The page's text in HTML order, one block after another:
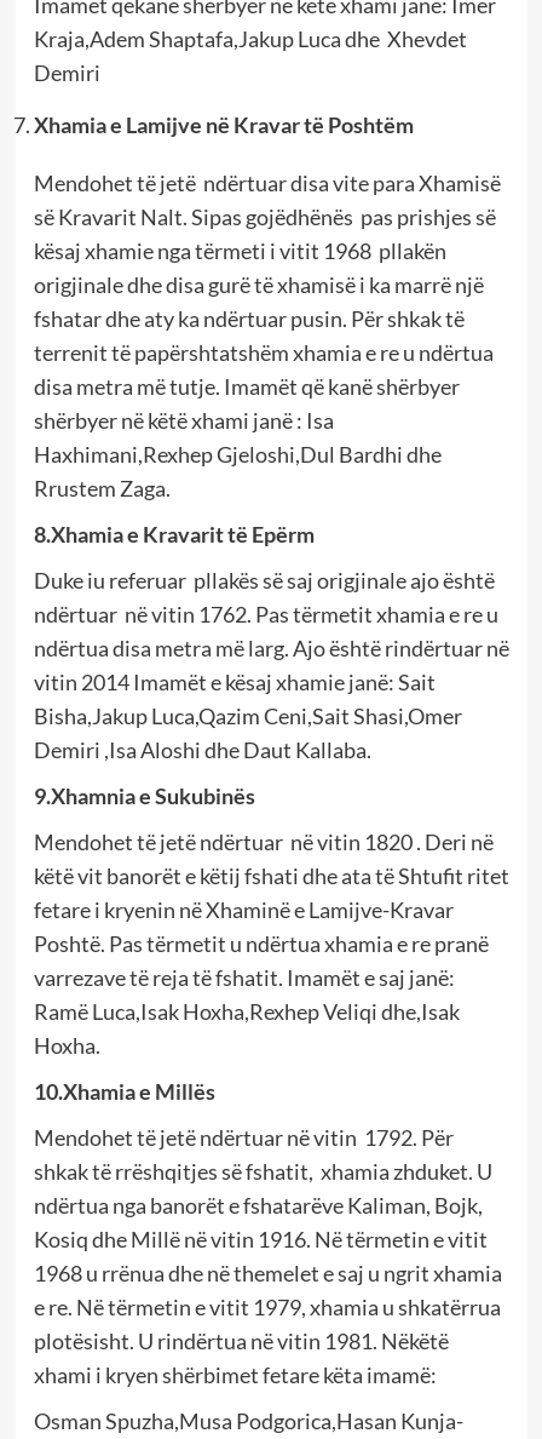
Kraja,Adem Shaptafa,Jakup Luca dhe Xhevdet
Demiri
Xhamia e Lamijve në Kravar të Poshtëm
Mendohet të jetë ndërtuar disa vite para Xhamisë
së Kravarit Nalt. Sipas gojëdhënës pas prishjes së
kësaj xhamie nga tërmeti i vitit 1968 pllakën
origjinale dhe disa gurë të xhamisë i ka marrë një
fshatar dhe aty ka ndërtuar pusin. Për shkak të
terrenit të papërshtatshëm xhamia e re u ndërtua
disa metra më tutje. Imamët që kanë shërbyer
shërbyer në këtë xhami janë : Isa
Haxhimani,Rexhep Gjeloshi,Dul Bardhi dhe
Rrustem Zaga.
8.Xhamia e Kravarit të Epërm
Duke iu referuar pllakës së saj origjinale ajo është
ndërtuar në vitin 1762. Pas tërmetit xhamia e re u
ndërtua disa metra më larg. Ajo është rindërtuar në
vitin 2014 Imamët e kësaj xhamie janë: Sait
Bisha,Jakup Luca,Qazim Ceni,Sait Shasi,Omer
Demiri ,Isa Aloshi dhe Daut Kallaba.
9.Xhamnia e Sukubinës
Mendohet të jetë ndërtuar në vitin 1820 . Deri në
këtë vit banorët e këtij fshati dhe ata të Shtufit ritet
fetare i kryenin në Xhaminë e Lamijve-Kravar
Poshtë. Pas tërmetit u ndërtua xhamia e re pranë
varrezave të reja të fshatit. Imamët e saj janë:
Ramë Luca,Isak Hoxha,Rexhep Veliqi dhe,Isak
Hoxha.
10.Xhamia e Millës
Mendohet të jetë ndërtuar në vitin 1792. Për
shkak të rrëshqitjes së fshatit, xhamia zhduket. U
ndërtua nga banorët e fshatarëve Kaliman, Bojk,
Kosiq dhe Millë në vitin 1916. Në tërmetin e vitit
1968 u rrënua dhe në themelet e saj u ngrit xhamia
e re. Në tërmetin e vitit 1979, xhamia u shkatërrua
plotësisht. U rindërtua në vitin 1981. Nëkëtë
xhami i kryen shërbimet fetare këta imamë:
Osman Spuzha,Musa Podgorica,Hasan Kunja-